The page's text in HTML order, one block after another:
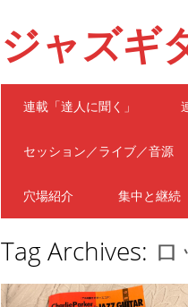
ジャズギ
Main menu
連載「達人に聞く」
セッション／ライブ／音源
穴場紹介 集中と継続
Tag Archives: ロ